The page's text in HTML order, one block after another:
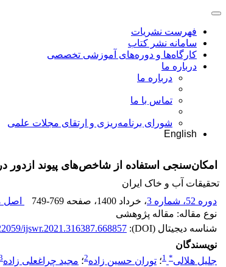
فهرست نشریات
سامانه نشر کتاب
کارگاه‌ها و دوره‌های آموزشی تخصصی
درباره ما
درباره ما
تماس با ما
شورای برنامه‌ریزی و ارتقای مجلات علمی
English
امکان‌سنجی استفاده از شاخص‌های پیوند ازدور
تحقیقات آب و خاک ایران
دوره 52، شماره 3
، خرداد 1400 ، صفحه 749-769 اصل
نوع مقاله: مقاله پژوهشی
شناسه دیجیتال (DOI):
ijswr.2021.316387.668857
نویسندگان
جلیل هلالی*
1؛ توران حسین زاده2؛ مجید چراغعلی زاده